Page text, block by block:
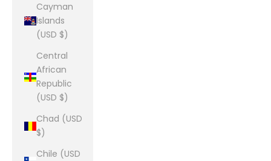
Cayman
Islands
(USD $)
Central
African
Republic
(USD $)
Chad (USD
$)
Chile (USD